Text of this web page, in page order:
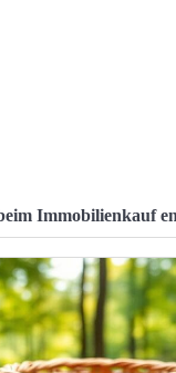
Immobilienkauf